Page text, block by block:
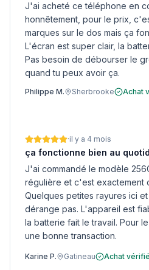
J'ai acheté ce téléphone en
honnêtement, pour le prix,
marques sur le dos mais ça
L'écran est super clair, la
Pas besoin de débourser le
quand tu peux avoir ça.
Philippe M. Sherbrooke Achat
·il y a 4 mois
ça fonctionne bien au
J'ai commandé le modèle
régulière et c'est exactement
Quelques petites rayures ici et
dérange pas. L'appareil est
la batterie fait le travail. Pour
une bonne transaction.
Karine P. Gatineau Achat vérifié